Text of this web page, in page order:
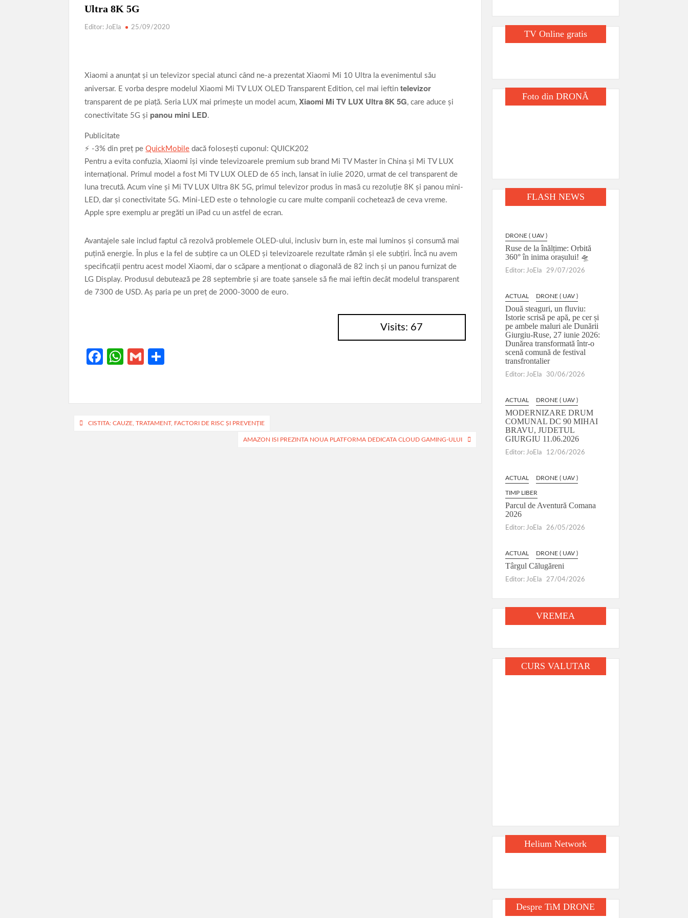
Povestea calendarului si Castelul de lut 2025
Ultra 8K 5G
Editor: JoEla 25/09/2020
Xiaomi a anunţat şi un televizor special atunci când ne-a prezentat Xiaomi Mi 10 Ultra la evenimentul său
aniversar. E vorba despre modelul Xiaomi Mi TV LUX OLED Transparent Edition, cel mai ieftintelevizor
transparent de pe piaţă. Seria LUX mai primeşte un model acum,Xiaomi Mi TV LUX Ultra 8K 5G, care aduce şi
conectivitate 5G şi panou mini LED.
Publicitate
⚡ -3% din preț peQuickMobile dacă folosești cuponul: QUICK202
Pentru a evita confuzia, Xiaomi îşi vinde televizoarele premium sub brand Mi TV Master în China şi Mi TV LUX
internaţional. Primul model a fost Mi TV LUX OLED de 65 inch, lansat în iulie 2020, urmat de cel transparent de
luna trecută. Acum vine şi Mi TV LUX Ultra 8K 5G, primul televizor produs în masă cu rezoluţie 8K şi panou mini-
LED, dar şi conectivitate 5G. Mini-LED este o tehnologie cu care multe companii cochetează de ceva vreme.
Apple spre exemplu ar pregăti un iPad cu un astfel de ecran.
Avantajele sale includ faptul că rezolvă problemele OLED-ului, inclusiv burn in, este mai luminos şi consumă mai
puţină energie. În plus e la fel de subţire ca un OLED şi televizoarele rezultate rămân şi ele subţiri. Încă nu avem
specificaţii pentru acest model Xiaomi, dar o scăpare a menţionat o diagonală de 82 inch şi un panou furnizat de
LG Display. Produsul debutează pe 28 septembrie şi are toate şansele să fie mai ieftin decât modelul transparent
de 7300 de USD. Aş paria pe un preţ de 2000-3000 de euro.
Visits: 67
Fa
o
o
W
s
A
G
je
az
Navigare
CISTITA: CAUZE, TRATAMENT, FACTORI DE RISC ȘI PREVENȚIE
AMAZON ISI PREZINTA NOUA PLATFORMA DEDICATA CLOUD GAMING-ULUI
TV Online gratis
Foto din DRONĂ
FLASH NEWS
DRONE ( UAV )
Ruse de la înălțime: Orbită
360° în inima orașului! 🛸
Editor: JoEla 29/07/2026
ACTUAL DRONE ( UAV )
Două steaguri, un fluviu:
Istorie scrisă pe apă, pe cer și
pe ambele maluri ale Dunării
Giurgiu-Ruse, 27 iunie 2026:
Dunărea transformată într-o
scenă comună de festival
transfrontalier
Editor: JoEla 30/06/2026
ACTUAL DRONE ( UAV )
MODERNIZARE DRUM
COMUNAL DC 90 MIHAI
BRAVU, JUDETUL
GIURGIU 11.06.2026
Editor: JoEla 12/06/2026
ACTUAL DRONE ( UAV )
TIMP LIBER
Parcul de Aventură Comana
2026
Editor: JoEla 26/05/2026
ACTUAL DRONE ( UAV )
Târgul Călugăreni
Editor: JoEla 27/04/2026
VREMEA
CURS VALUTAR
Helium Network
Despre TiM DRONE